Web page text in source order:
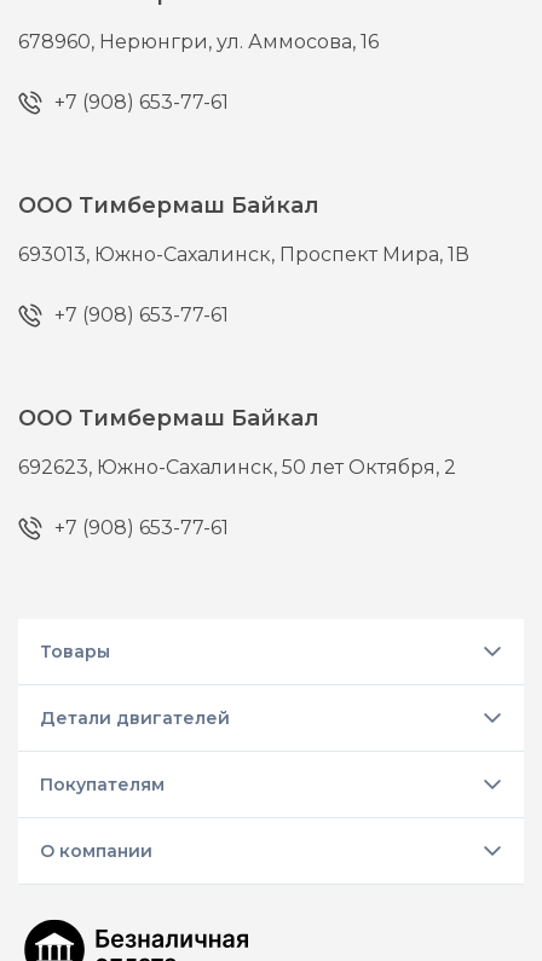
678960, Нерюнгри,ул. Аммосова, 16
+7 (908) 653-77-61
ООО Тимбермаш Байкал
693013, Южно-Сахалинск, Проспект Мира, 1В
+7 (908) 653-77-61
ООО Тимбермаш Байкал
692623, Южно-Сахалинск,50 лет Октября, 2
+7 (908) 653-77-61
Товары
Детали двигателей
Покупателям
О компании